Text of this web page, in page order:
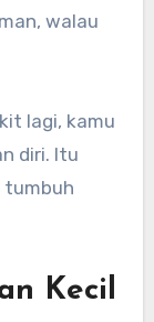
walau
lagi, kamu
diri. Itu
tumbuh
Kecil